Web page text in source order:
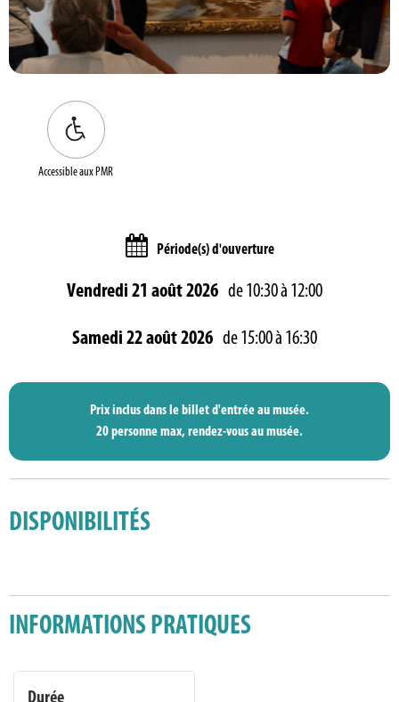
Accessible aux PMR
Période(s) d'ouverture
Vendredi 21 août 2026 de 10:30 à 12:00
Samedi 22 août 2026 de 15:00 à 16:30
Prix inclus dans le billet d'entrée au musée.
20 personne max, rendez-vous au musée.
DISPONIBILITÉS
INFORMATIONS PRATIQUES